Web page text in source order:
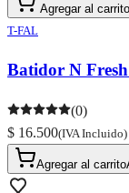
Agregar al carrito
T-FAL
Batidor N
(0)
$ 16.500(IVA Incluido)
Agregar al carrito